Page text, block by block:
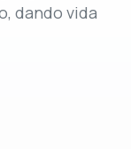
dando vida